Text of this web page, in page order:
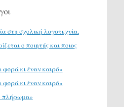
στη σχολική λογοτεχνία.
ο ποιητής και ποιος
κι έναν καιρό»
κι έναν καιρό»
πλήρωμα»